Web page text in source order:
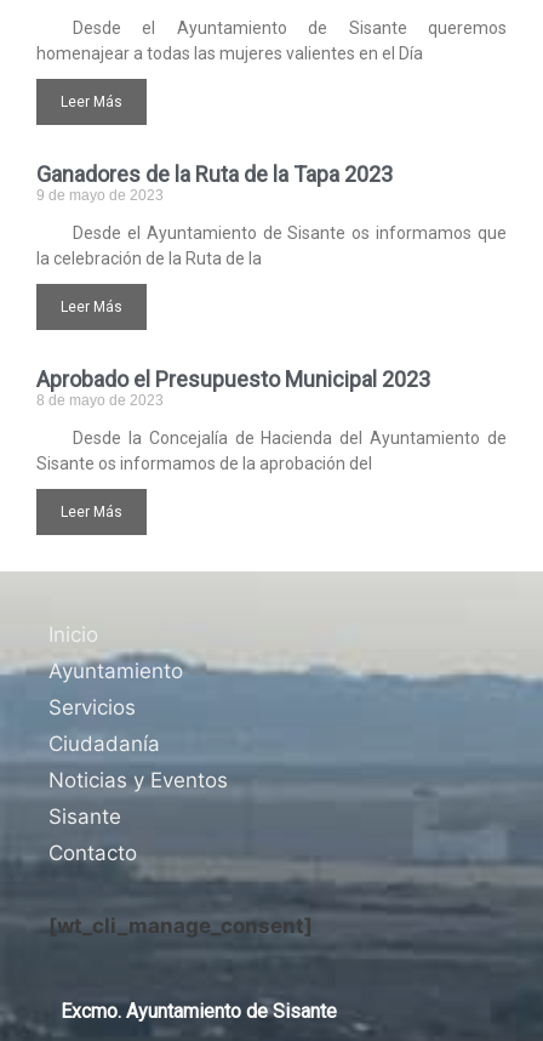
Desde el Ayuntamiento de Sisante queremos
homenajear a todas las mujeres valientes en el Día
Leer Más
Ganadores de la Ruta de la Tapa 2023
9 de mayo de 2023
Desde el Ayuntamiento de Sisante os informamos que
la celebración de la Ruta de la
Leer Más
Aprobado el Presupuesto Municipal 2023
8 de mayo de 2023
Desde la Concejalía de Hacienda del Ayuntamiento de
Sisante os informamos de la aprobación del
Leer Más
Inicio
Ayuntamiento
Servicios
Ciudadanía
Noticias y Eventos
Sisante
Contacto
[wt_cli_manage_consent]
Excmo. Ayuntamiento de Sisante